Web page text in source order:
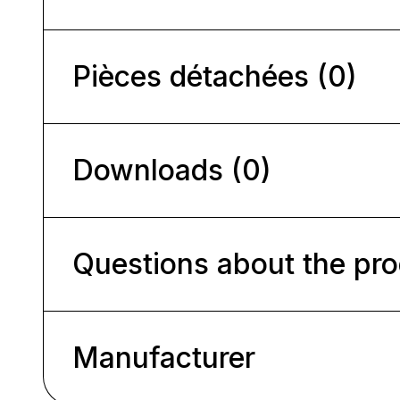
Pièces détachées (0)
Downloads (0)
Questions about the
Manufacturer